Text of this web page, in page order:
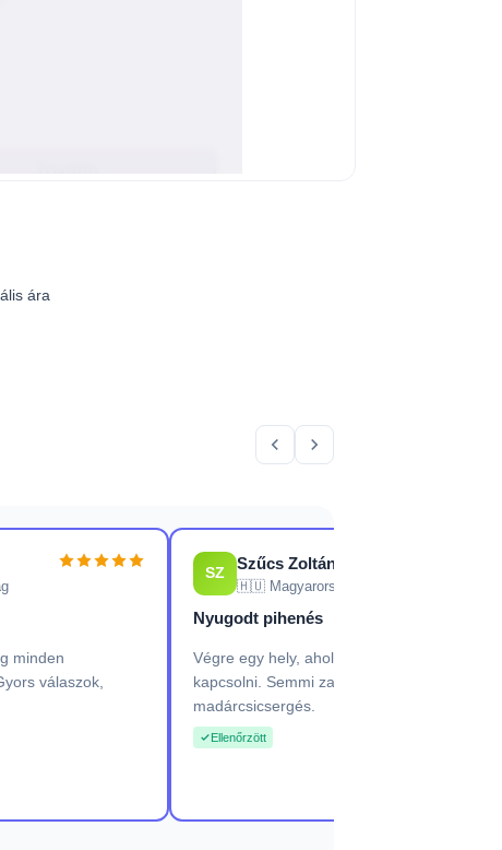
ára
minden
válaszok,
SZ
Szűcs Zoltán
🇭🇺 Magyarország
Nyugodt pihenés
Végre egy hely, ahol tényleg ki tudtam
kapcsolni. Semmi zaj, tiszta levegő,
madárcsicsergés.
Ellenőrzött